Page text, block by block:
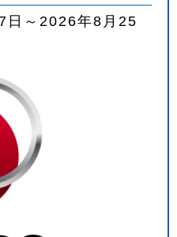
日～2026年8月25